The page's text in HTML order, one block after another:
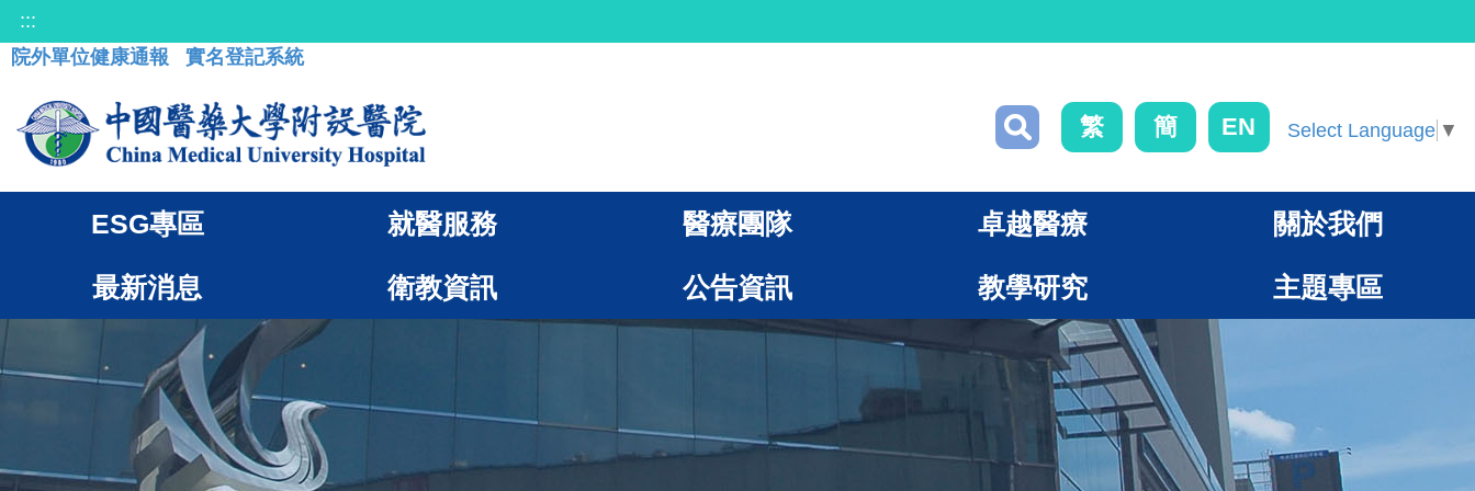
:::
院外單位健康通報
實名登記系統
繁 簡 EN Select Language ▼
ESG專區 就醫服務 醫療團隊 卓越醫療 關於我們
最新消息 衛教資訊 公告資訊 教學研究 主題專區